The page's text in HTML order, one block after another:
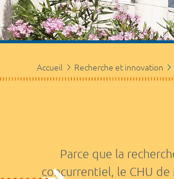
Accueil Recherche et innovation
Parce que la
concurrentiel, le CHU